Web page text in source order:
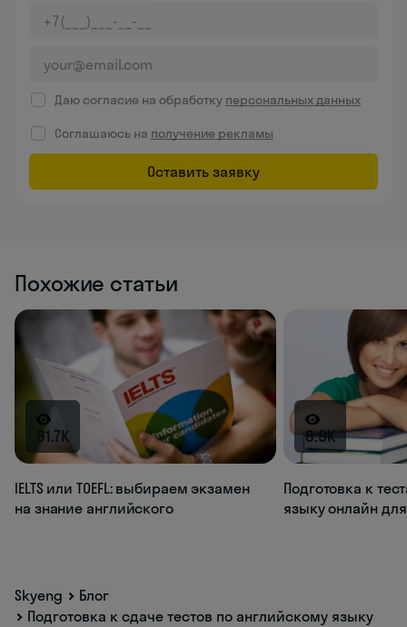
Даю согласие на обработку персональных данных
Соглашаюсь на получение рекламы
Оставить заявку
Похожие статьи
91.7K
IELTS или TOEFL: выбираем экзамен
на знание английского
8.9K
Подготовка к
языку онлайн
Skyeng
Блог
Подготовка к сдаче тестов по английскому языку